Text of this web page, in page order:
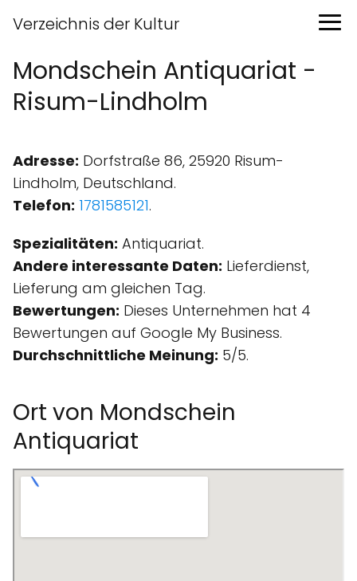
Verzeichnis der Kultur
Mondschein Antiquariat -
Risum-Lindholm
Adresse: Dorfstraße 86, 25920 Risum-
Lindholm, Deutschland.
Telefon: 1781585121.
Spezialitäten: Antiquariat.
Andere interessante Daten: Lieferdienst,
Lieferung am gleichen Tag.
Bewertungen: Dieses Unternehmen hat 4
Bewertungen auf Google My Business.
Durchschnittliche Meinung: 5/5.
Ort von Mondschein
Antiquariat